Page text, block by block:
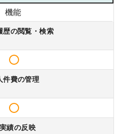
機能
歴の閲覧・検索
件費の管理
実績の反映